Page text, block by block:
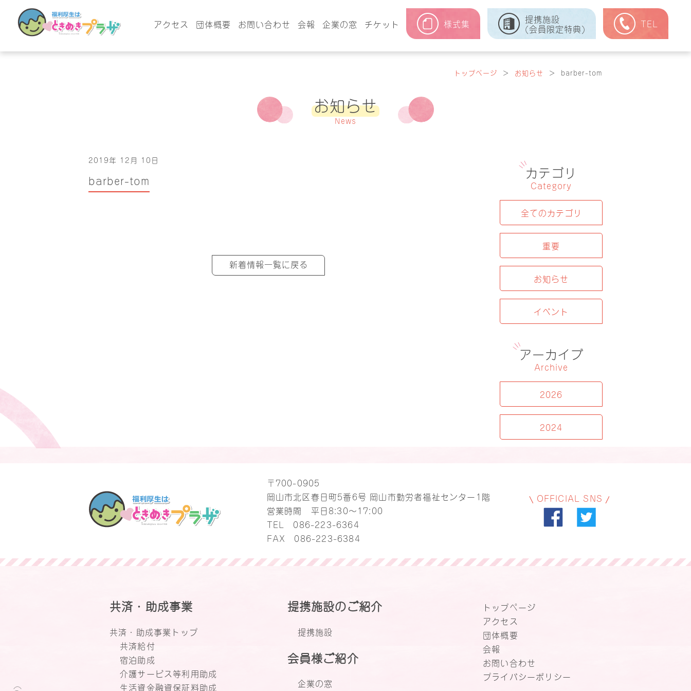
アクセス 団体概要 お問い合わせ 会報 企業の窓 チケット 様式集
提携施設
(会員限定特典)
TEL
トップページ ＞ お知らせ ＞ barber-tom
お知らせ
News
2019年 12月 10日
barber-tom
新着情報一覧に戻る
カテゴリ
Category
全てのカテゴリ
重要
お知らせ
イベント
アーカイブ
Archive
2026
2024
〒700-0905
岡山市北区春日町5番6号 岡山市勤労者福祉センター1階
営業時間 平日8:30～17:00
TEL 086-223-6364
FAX 086-223-6384
OFFICIAL SNS
共済・助成事業
共済・助成事業トップ
共済給付
宿泊助成
介護サービス等利用助成
生活資金融資保証料助成
提携施設のご紹介
提携施設
会員様ご紹介
企業の窓
トップページ
アクセス
団体概要
会報
お問い合わせ
プライバシーポリシー